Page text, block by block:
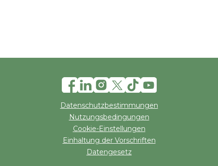
Datenschutzbestimmungen
Nutzungsbedingungen
Cookie-Einstellungen
Einhaltung der Vorschriften
Datengesetz